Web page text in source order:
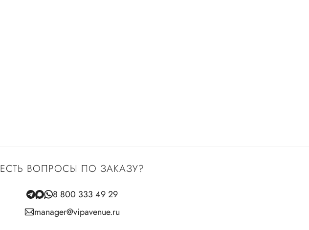
ЕСТЬ ВОПРОСЫ ПО ЗАКАЗУ?
8 800 333 49 29
manager@vipavenue.ru